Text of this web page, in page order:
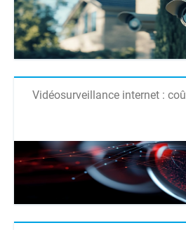
Vidéosurveillance internet :